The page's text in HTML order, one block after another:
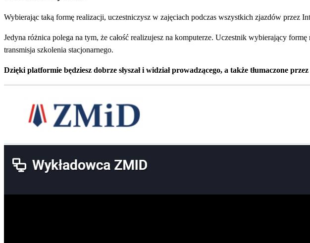
Wybierając taką formę realizacji, uczestniczysz w zajęciach podczas wszystkich zjazdów przez
Jedyna różnica polega na tym, że całość realizujesz na komputerze. Uczestnik wybierający
transmisja szkolenia stacjonarnego.
Dzięki platformie będziesz dobrze słyszał i widział prowadzącego, a także tłumaczone